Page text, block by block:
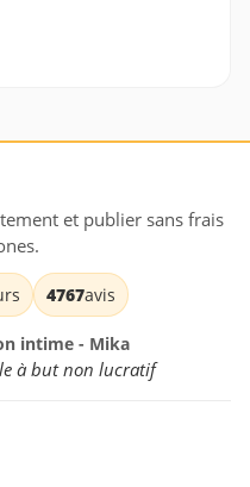
et publier sans frais
4767avis
intime - Mika
à but non lucratif